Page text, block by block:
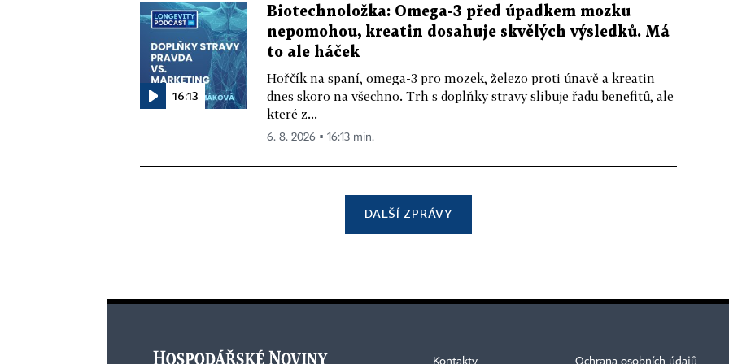
16:13
Biotechnoložka: Omega-3 před úpadkem mozku
nepomohou, kreatin dosahuje skvělých výsledků. Má
to ale háček
Hořčík na spaní, omega-3 pro mozek, železo proti únavě a kreatin
dnes skoro na všechno. Trh s doplňky stravy slibuje řadu benefitů, ale
které z...
6. 8. 2026 ▪ 16:13 min.
DALŠÍ ZPRÁVY
Kontakty Ochrana osobních údajů